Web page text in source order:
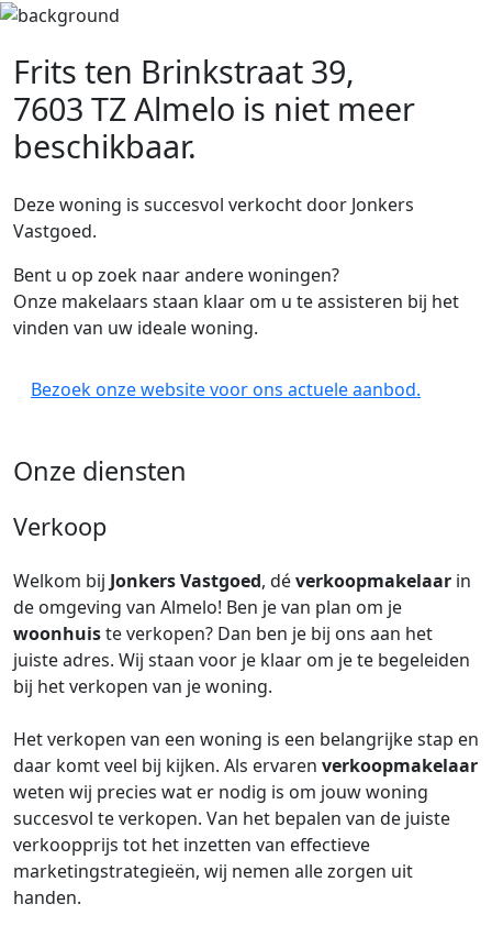
Frits ten Brinkstraat 39,
7603 TZ Almelo is niet meer
beschikbaar.
Deze woning is succesvol verkocht door Jonkers
Vastgoed.
Bent u op zoek naar andere woningen?
Onze makelaars staan klaar om u te assisteren bij het
vinden van uw ideale woning.
Bezoek onze website voor ons actuele aanbod.
Onze diensten
Verkoop
Welkom bij Jonkers Vastgoed, déverkoopmakelaar in
de omgeving van Almelo! Ben je van plan om je
woonhuiste verkopen? Dan ben je bij ons aan het
juiste adres. Wij staan voor je klaar om je te begeleiden
bij het verkopen van je woning.
Het verkopen van een woning is een belangrijke stap en
daar komt veel bij kijken. Als ervaren verkoopmakelaar
weten wij precies wat er nodig is om jouw woning
succesvol te verkopen. Van het bepalen van de juiste
verkoopprijs tot het inzetten van effectieve
marketingstrategieën, wij nemen alle zorgen uit
handen.